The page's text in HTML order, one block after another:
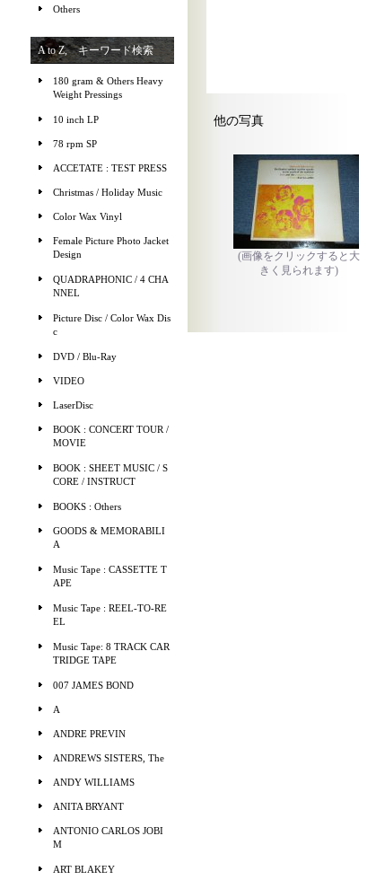
Others
A to Z, キーワード検索
180 gram & Others Heavy
Weight Pressings
10 inch LP
78 rpm SP
ACCETATE : TEST PRESS
Christmas / Holiday Music
Color Wax Vinyl
Female Picture Photo Jacket
Design
QUADRAPHONIC / 4 CHA
NNEL
Picture Disc / Color Wax Dis
c
DVD / Blu-Ray
VIDEO
LaserDisc
BOOK : CONCERT TOUR /
MOVIE
BOOK : SHEET MUSIC / S
CORE / INSTRUCT
BOOKS : Others
GOODS & MEMORABILI
A
Music Tape : CASSETTE T
APE
Music Tape : REEL-TO-RE
EL
Music Tape: 8 TRACK CAR
TRIDGE TAPE
007 JAMES BOND
A
ANDRE PREVIN
ANDREWS SISTERS, The
ANDY WILLIAMS
ANITA BRYANT
ANTONIO CARLOS JOBI
M
ART BLAKEY
他の写真
(画像をクリックすると大
きく見られます)